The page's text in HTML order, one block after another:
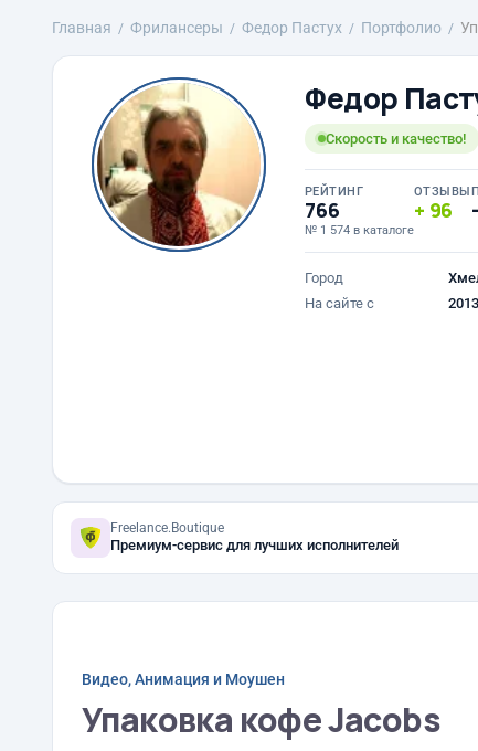
Главная Фрилансеры Федор Пастух Портфолио
Федор
Скорость и качество!
РЕЙТИНГ
766
№ 1 574 в каталоге
ОТЗЫВЫ
96 -
Город
На сайте с
Freelance.Boutique
Премиум-сервис для лучших исполнителей
Видео, Анимация и Моушен
Упаковка кофе Jacobs